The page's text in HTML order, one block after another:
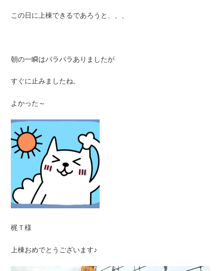
この日に上棟できるであろうと、、、
朝の一瞬はパラパラありましたが
すぐに止みましたね。
よかった～
梶Ｔ様
上棟おめでとうございます♪